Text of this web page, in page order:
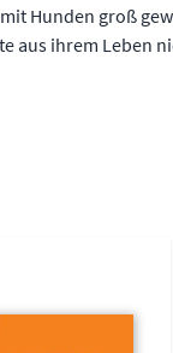
Hunden groß
aus ihrem Leben